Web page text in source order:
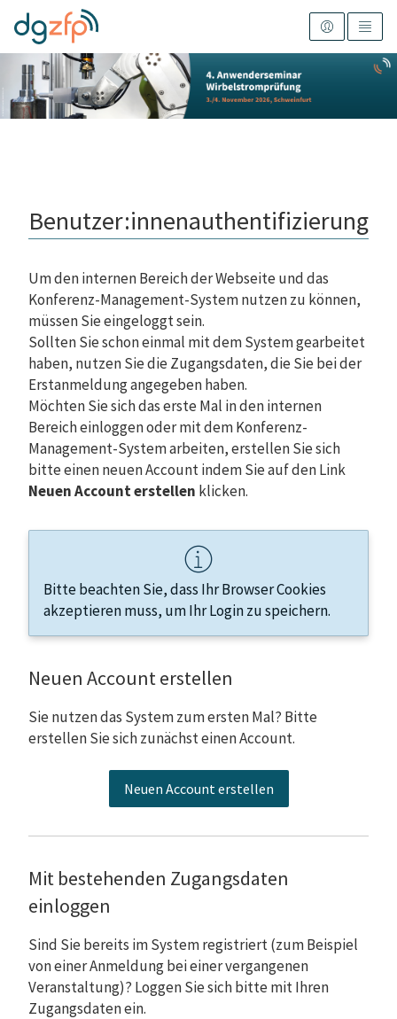
Benutzer:innenauthentifizierung
Um den internen Bereich der Webseite und das
Konferenz-Management-System nutzen zu können,
müssen Sie eingeloggt sein.
Sollten Sie schon einmal mit dem System gearbeitet
haben, nutzen Sie die Zugangsdaten, die Sie bei der
Erstanmeldung angegeben haben.
Möchten Sie sich das erste Mal in den internen
Bereich einloggen oder mit dem Konferenz-
Management-System arbeiten, erstellen Sie sich
bitte einen neuen Account indem Sie auf den Link
Neuen Account erstellen klicken.
Bitte beachten Sie, dass Ihr Browser Cookies
akzeptieren muss, um Ihr Login zu speichern.
Neuen Account erstellen
Sie nutzen das System zum ersten Mal? Bitte
erstellen Sie sich zunächst einen Account.
Neuen Account erstellen
Mit bestehenden Zugangsdaten
einloggen
Sind Sie bereits im System registriert (zum Beispiel
von einer Anmeldung bei einer vergangenen
Veranstaltung)? Loggen Sie sich bitte mit Ihren
Zugangsdaten ein.